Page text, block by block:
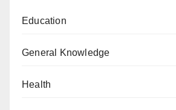
Education
General Knowledge
Health